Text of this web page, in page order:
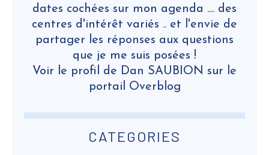
CATEGORIES
dates cochées sur mon agenda .... des
centres d'intérêt variés .. et l'envie de
partager les réponses aux questions
que je me suis posées !
Voir le profil de Dan SAUBION sur le
portail Overblog